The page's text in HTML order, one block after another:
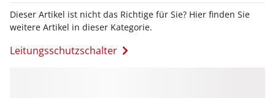
Dieser Artikel ist nicht das Richtige für Sie? Hier finden Sie
weitere Artikel in dieser Kategorie.
Leitungsschutzschalter